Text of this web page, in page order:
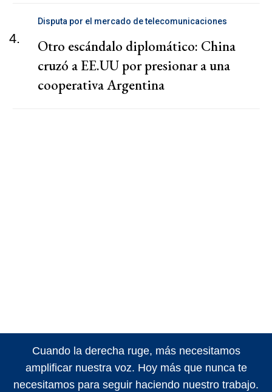
4.
Disputa por el mercado de telecomunicaciones
Otro escándalo diplomático: China
cruzó a EE.UU por presionar a una
cooperativa Argentina
Cuando la derecha ruge, más necesitamos
amplificar nuestra voz. Hoy más que nunca te
necesitamos para seguir haciendo nuestro trabajo.